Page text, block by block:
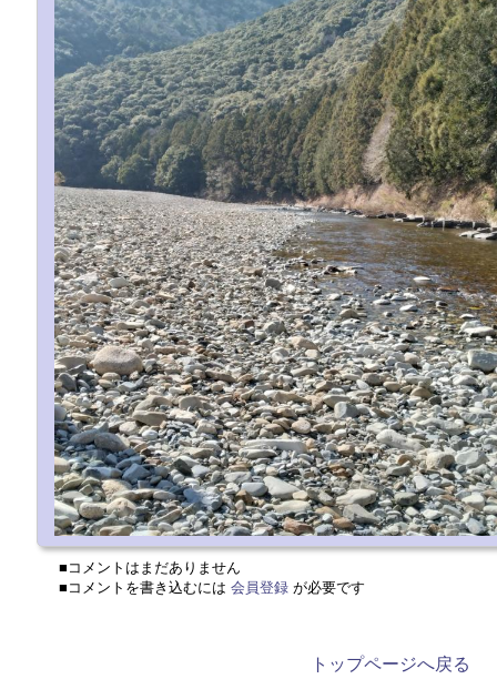
■コメントはまだありません
■コメントを書き込むには 会員登録 が必要です
トップページへ戻る